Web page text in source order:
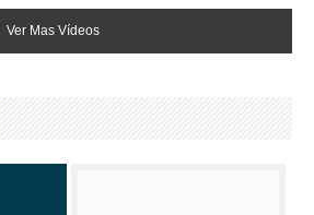
Ver Mas Vídeos